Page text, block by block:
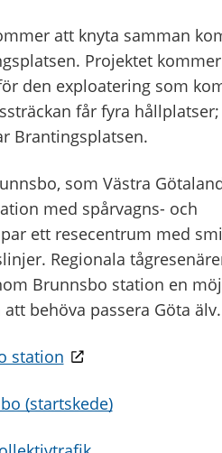
att knyta samman
Projektet
den exploatering som
får fyra
Brantingsplatsen.
som Västra
med spårvagns- och
ett resecentrum med
Regionala
Brunnsbo station en
behöva passera Göta älv.
station
(startskede)